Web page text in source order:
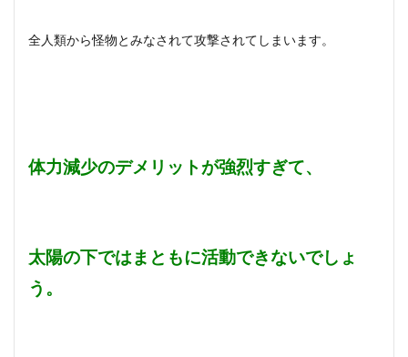
全人類から怪物とみなされて攻撃されてしまいます。
体力減少のデメリットが強烈すぎて、
太陽の下ではまともに活動できないでしょ
う。